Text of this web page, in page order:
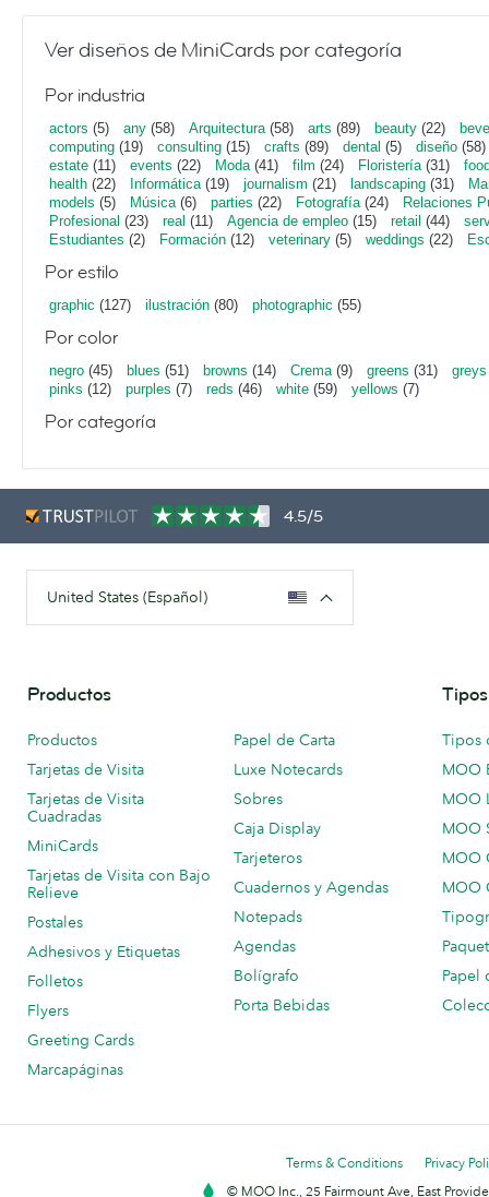
Ver diseños de MiniCards por categoría
Por industria
actors (5) any (58) Arquitectura(58) arts (89) beauty (22)
computing (19) consulting (15) crafts (89) dental (5) diseño (58)
estate (11) events (22) Moda(41) film (24) Floristería(31)
health (22) Informática(19) journalism (21) landscaping (31)
models (5) Música(6) parties (22) Fotografía(24)
Relaciones
Profesional (23) real (11) Agencia de empleo (15) retail (44)
Estudiantes (2) Formación (12) veterinary (5) weddings (22)
Por estilo
graphic (127) ilustración (80) photographic (55)
Por color
negro (45) blues (51) browns (14) Crema(9) greens (31) greys
pinks (12) purples (7) reds (46) white (59) yellows (7)
Por categoría
4.5/5
United States (Español)
Productos
Productos
Tarjetas de Visita
Tarjetas de Visita
Cuadradas
MiniCards
Tarjetas de Visita con Bajo
Relieve
Postales
Adhesivos y Etiquetas
Folletos
Flyers
Greeting Cards
Marcapáginas
Papel de Carta
Luxe Notecards
Sobres
Caja Display
Tarjeteros
Cuadernos y Agendas
Notepads
Agendas
Bolígrafo
Porta Bebidas
Tipos
MOO
MOO
MOO
MOO
MOO
Papel
Terms & Conditions
Privacy
© MOO Inc., 25 Fairmount Ave, East